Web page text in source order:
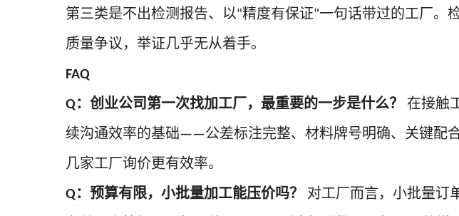
第三类是不出检测报告、以"精度有保证"一句话带过的工厂。
质量争议，举证几乎无从着手。
FAQ
Q：创业公司第一次找加工厂，最重要的一步是什么？
在接触
续沟通效率的基础——公差标注完整、材料牌号明确、关键配
几家工厂询价更有效率。
Q：预算有限，小批量加工能压价吗？
对工厂而言，小批量订